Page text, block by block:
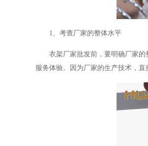
1、考查厂家的整体水平
衣架厂家批发前，要明确厂家
服务体验。因为厂家的生产技术，直